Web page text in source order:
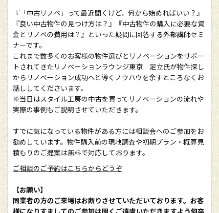
『「中古リノベ」って最近聞くけど、何から始めればいい？』
『良い中古物件の見つけ方は？』『中古物件の購入に必要な資
金とリノベの費用は？』といった疑問に回答する外部講師セミ
ナーです。
これまで数多くのお客様の物件選びとリノベーションをサポー
トされてきたリノベーションラウンジ東京 足立氏が物件探し
からリノベーション成功へと導くノウハウを余すところなくお
話ししてくださいます。
※当日はスタイル工房の中古を買ってリノベーションの流れや
実際の事例もご説明させていただきます。
すでに気になっている物件がある方には相談会へのご参加をお
勧めしています。物件購入前の現地調査や初期プラン・概算見
積もりのご提案は無料で対応しております。
ご相談のご予約はこちらからどうぞ
【お願い】
同業者の方のご来場はお断りさせていただいております。お客